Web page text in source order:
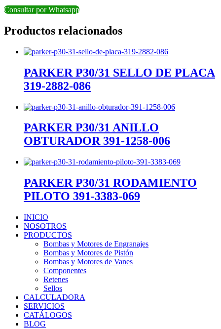
Consultar por Whatsapp
Productos relacionados
PARKER P30/31 SELLO DE PLACA
319-2882-086
PARKER P30/31 ANILLO
OBTURADOR 391-1258-006
PARKER P30/31 RODAMIENTO
PILOTO 391-3383-069
INICIO
NOSOTROS
PRODUCTOS
Bombas y Motores de Engranajes
Bombas y Motores de Pistón
Bombas y Motores de Vanes
Componentes
Retenes
Sellos
CALCULADORA
SERVICIOS
CATÁLOGOS
BLOG